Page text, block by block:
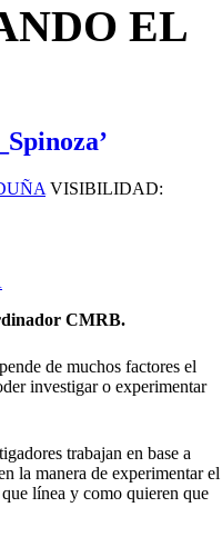
EL
VISIBILIDAD:
CMRB.
de muchos factores el
investigar o experimentar
trabajan en base a
la manera de experimentar el
línea y como quieren que